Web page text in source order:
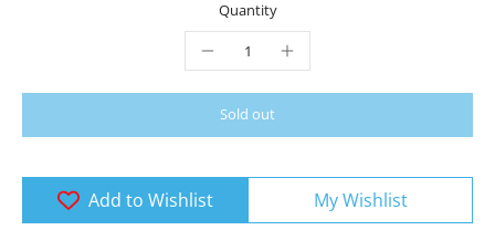
Quantity
Sold out
Add to Wishlist My Wishlist